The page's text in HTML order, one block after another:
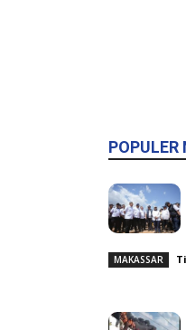
POPULER
MAKASSAR